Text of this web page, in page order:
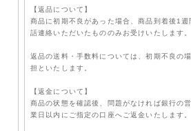
【返品について】
商品に初期不良があった場合、商品到着後1週
話連絡いただいたもののみお受けいたします。
返品の送料・手数料については、初期不良の
担といたします。
【返金について】
商品の状態を確認後、問題がなければ銀行の
業日以内にご指定の口座へご返金いたします。